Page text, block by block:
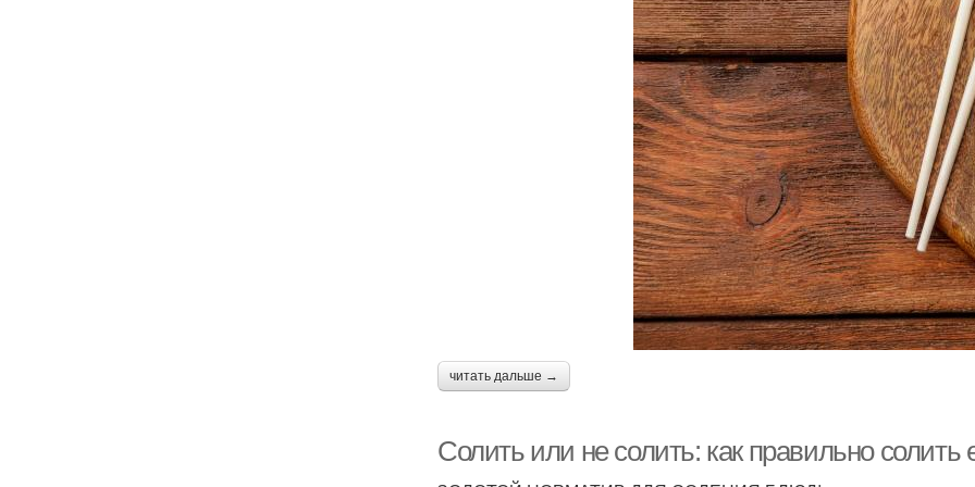
читать дальше →
Солить или не солить: как правильно солить